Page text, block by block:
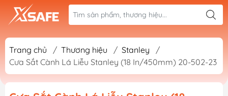
Trang chủ / Thương hiệu / Stanley
/
Cưa Sắt Cành Lá Liễu Stanley (18 In/450mm) 20-502-23